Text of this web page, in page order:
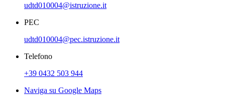
udtd010004@istruzione.it
PEC
udtd010004@pec.istruzione.it
Telefono
+39 0432 503 944
Naviga su Google Maps